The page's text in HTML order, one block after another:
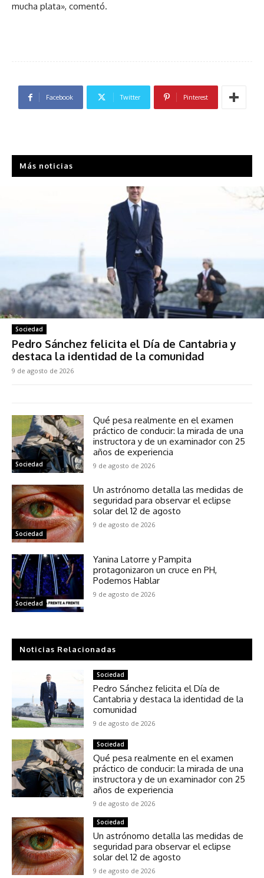
mucha plata», comentó.
Facebook Twitter Pinterest
Más noticias
Sociedad
Pedro Sánchez felicita el Día de Cantabria y
destaca la identidad de la comunidad
9 de agosto de 2026
Sociedad
Qué pesa realmente en el examen
práctico de conducir: la mirada de una
instructora y de un examinador con 25
años de experiencia
9 de agosto de 2026
Sociedad
Un astrónomo detalla las medidas de
seguridad para observar el eclipse
solar del 12 de agosto
9 de agosto de 2026
Sociedad
Yanina Latorre y Pampita
protagonizaron un cruce en PH,
Podemos Hablar
9 de agosto de 2026
Noticias Relacionadas
Sociedad
Pedro Sánchez felicita el Día de
Cantabria y destaca la identidad de la
comunidad
9 de agosto de 2026
Sociedad
Qué pesa realmente en el examen
práctico de conducir: la mirada de una
instructora y de un examinador con 25
años de experiencia
9 de agosto de 2026
Sociedad
Un astrónomo detalla las medidas de
seguridad para observar el eclipse
solar del 12 de agosto
9 de agosto de 2026